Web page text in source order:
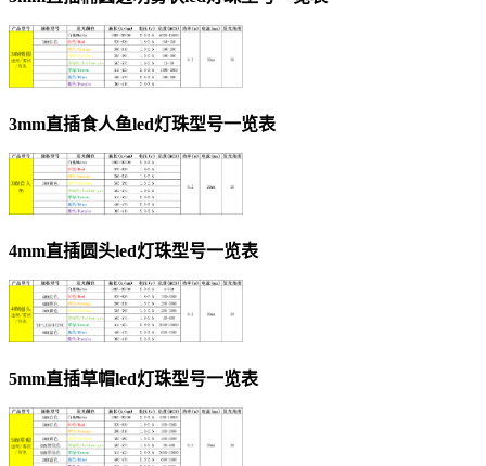
3mm直插食人鱼led灯珠型号一览表
4mm直插圆头led灯珠型号一览表
5mm直插草帽led灯珠型号一览表